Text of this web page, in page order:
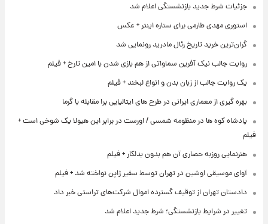
جزئیات شرط جدید بازنشستگی اعلام شد
استوری مهدی طارمی برای ستاره اینتر + عکس
گران‌ترین خرید تاریخ رئال مادرید رونمایی شد
روایت جالب نیک آفرین سماواتی از هم بازی شدن با امین تارخ + فیلم
یک روایت جالب از زبان بدن و انواع لبخند + فیلم
بهره گیری از معماری ایرانی در طرح های ایتالیایی برا مقابله با گرما
پادشاه کوه ها در منظومه شمسی / اورست در برابر این هیولا یک شوخی است +
فیلم
هنرنمایی روزبه حصاری آن هم بدون بدلکار + فیلم
آوای موسیقی اوشین در تهران توسط سفیر ژاپن نواخته شد + فیلم
دادستان تهران از توقیف گسترده اموال شرکت‌های تراستی خبر داد
تغییر در شرایط بازنشستگی؛ شرط جدید اعلام شد